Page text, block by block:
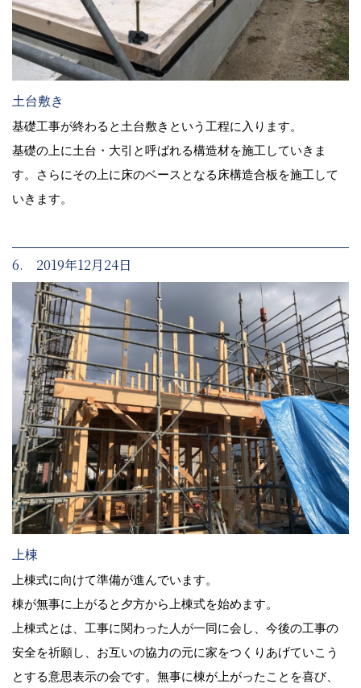
土台敷き
基礎工事が終わると土台敷きという工程に入ります。
基礎の上に土台・大引と呼ばれる構造材を施工していきま
す。さらにその上に床のベースとなる床構造合板を施工して
いきます。
6. 2019年12月24日
上棟
上棟式に向けて準備が進んでいます。
棟が無事に上がると夕方から上棟式を始めます。
上棟式とは、工事に関わった人が一同に会し、今後の工事の
安全を祈願し、お互いの協力の元に家をつくりあげていこう
とする意思表示の会です。無事に棟が上がったことを喜び、